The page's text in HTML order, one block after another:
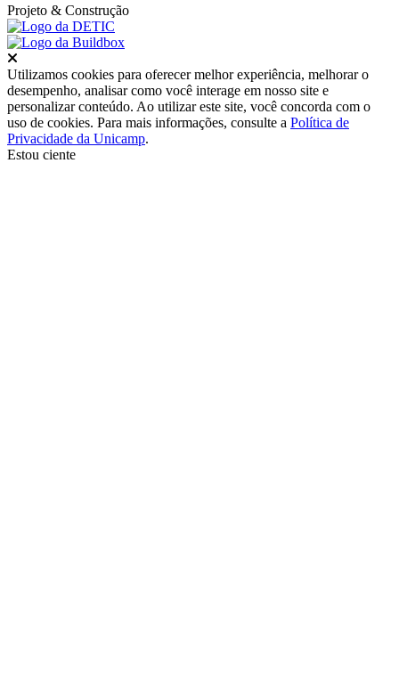
Projeto & Construção
Utilizamos cookies para oferecer melhor experiência, melhorar o
desempenho, analisar como você interage em nosso site e
personalizar conteúdo. Ao utilizar este site, você concorda com o
uso de cookies. Para mais informações, consulte a Política de
Privacidade da Unicamp.
Estou ciente